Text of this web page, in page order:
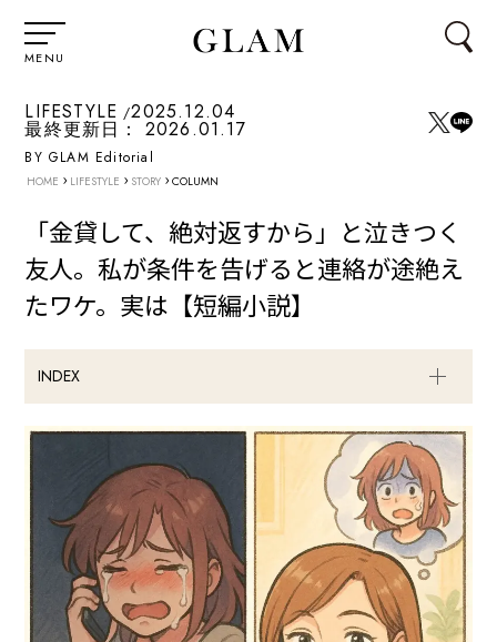
MENU
LIFESTYLE 2025.12.04
最終更新日： 2026.01.17
BY GLAM Editorial
HOME › LIFESTYLE › STORY › COLUMN
「金貸して、絶対返すから」と泣きつく
友人。私が条件を告げると連絡が途絶え
たワケ。実は【短編小説】
INDEX